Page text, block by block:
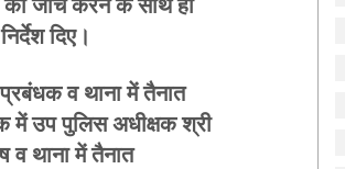
दिए।
व थाना में तैनात
में उप पुलिस अधीक्षक श्री
व थाना में तैनात